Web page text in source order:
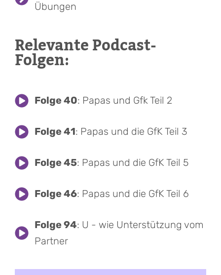
Übungen
Relevante Podcast-
Folgen:
Folge 40: Papas und Gfk Teil 2
Folge 41: Papas und die GfK Teil 3
Folge 45: Papas und die GfK Teil 5
Folge 46: Papas und die GfK Teil 6
Folge 94: U - wie Unterstützung vom
Partner